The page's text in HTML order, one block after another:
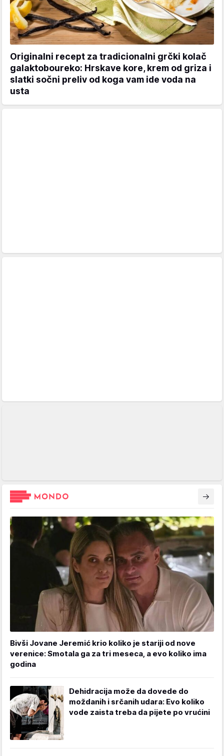
Originalni recept za tradicionalni grčki kolač
galaktoboureko: Hrskave kore, krem od griza i
slatki sočni preliv od koga vam ide voda na
usta
Bivši Jovane Jeremić krio koliko je stariji od nove
verenice: Smotala ga za tri meseca, a evo koliko ima
godina
Dehidracija može da dovede do
moždanih i srčanih udara: Evo koliko
vode zaista treba da pijete po vrućini